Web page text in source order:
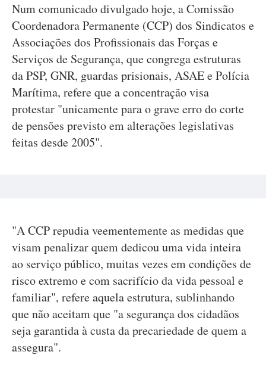
Num comunicado divulgado hoje, a Comissão
Coordenadora Permanente (CCP) dos Sindicatos e
Associações dos Profissionais das Forças e
Serviços de Segurança, que congrega estruturas
da PSP, GNR, guardas prisionais, ASAE e Polícia
Marítima, refere que a concentração visa
protestar "unicamente para o grave erro do corte
de pensões previsto em alterações legislativas
feitas desde 2005".
"A CCP repudia veementemente as medidas que
visam penalizar quem dedicou uma vida inteira
ao serviço público, muitas vezes em condições de
risco extremo e com sacrifício da vida pessoal e
familiar", refere aquela estrutura, sublinhando
que não aceitam que "a segurança dos cidadãos
seja garantida à custa da precariedade de quem a
assegura".